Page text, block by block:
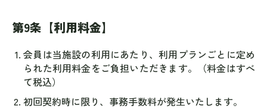
第9条【利用料金】
会員は当施設の利用にあたり、利用プランごとに定め
られた利用料金をご負担いただきます。（料金はすべ
て税込）
初回契約時に限り、事務手数料が発生いたします。